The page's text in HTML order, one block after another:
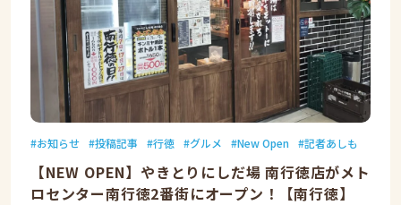
お知らせ 投稿記事 行徳 グルメ New Open 記者あしも
【NEW OPEN】やきとりにしだ場 南行徳店がメト
ロセンター南行徳2番街にオープン！【南行徳】